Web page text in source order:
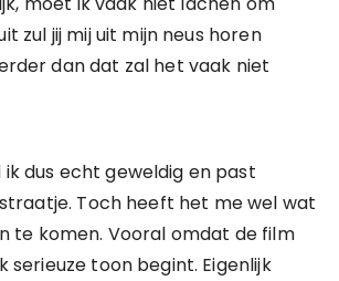
zul jij mij uit mijn neus horen
dan dat zal het vaak niet
dus echt geweldig en past
Toch heeft het me wel wat
te komen. Vooral omdat de film
serieuze toon begint. Eigenlijk